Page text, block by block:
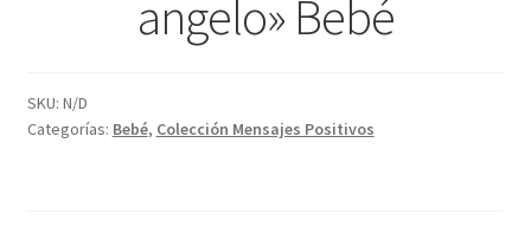
angelo» Bebé
SKU: N/D
Categorías: Bebé, Colección Mensajes Positivos